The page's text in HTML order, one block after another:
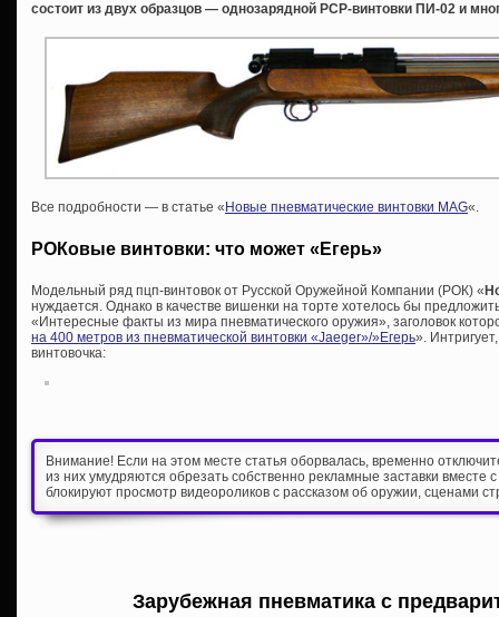
состоит из двух образцов — однозарядной PCP-винтовки ПИ-02 и
Все подробности — в статье « Новые пневматические винтовки MAG«.
РОКовые винтовки: что может «Егерь»
Модельный ряд пцп-винтовок от Русской Оружейной Компании (РОК) «
нуждается. Однако в качестве вишенки на торте хотелось бы
«Интересные факты из мира пневматического оружия», заголовок
на 400 метров из пневматической винтовки «Jaeger»/»Егерь».
винтовочка:
Внимание! Если на этом месте статья оборвалась, временно
из них умудряются обрезать собственно рекламные заставки вместе
блокируют просмотр видеороликов с рассказом об оружии, сценами
Зарубежная пневматика с